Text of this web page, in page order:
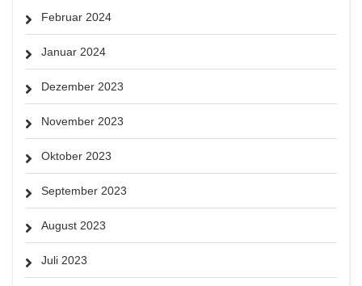
Februar 2024
Januar 2024
Dezember 2023
November 2023
Oktober 2023
September 2023
August 2023
Juli 2023